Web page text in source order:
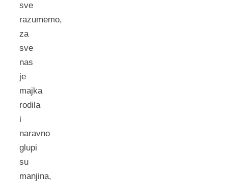
sve
razumemo,
za
sve
nas
je
majka
rodila
i
naravno
glupi
su
manjina,